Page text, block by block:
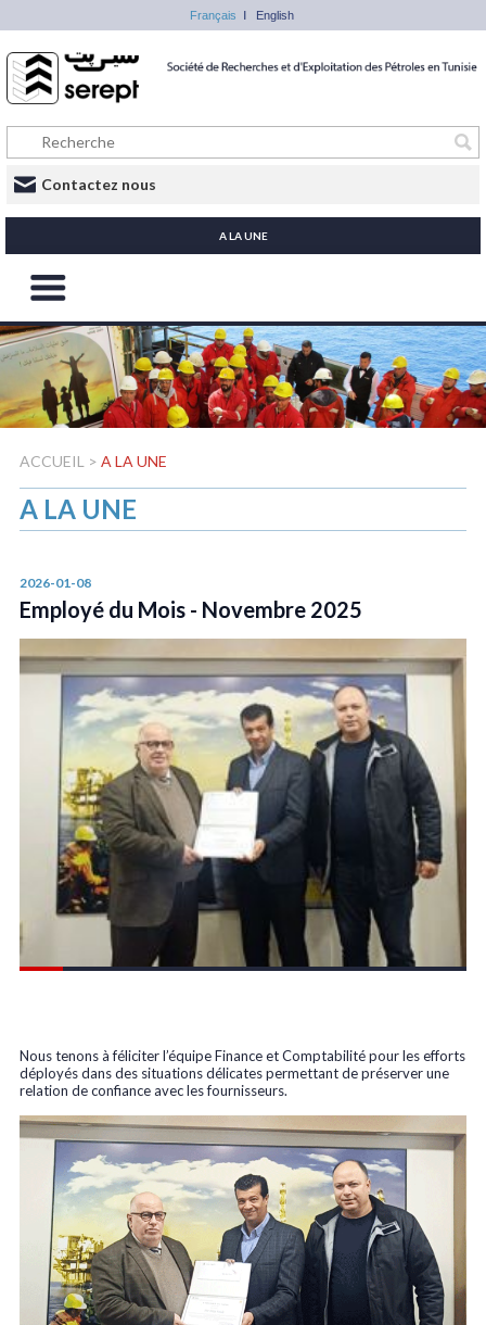
Français English
Contactez nous
A LA UNE
ACCUEIL > A LA UNE
A LA UNE
2026-01-08
Employé du Mois - Novembre 2025
Nous tenons à féliciter l’équipe Finance et Comptabilité pour les efforts
déployés dans des situations délicates permettant de préserver une
relation de confiance avec les fournisseurs.